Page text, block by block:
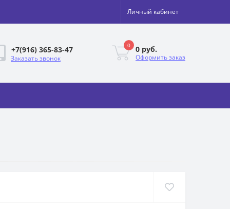
Личный кабинет
+7(916) 365-83-47
Заказать звонок
0 0 руб.
Оформить заказ